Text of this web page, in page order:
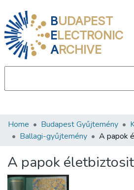
BUDAPEST
ELECTRONIC
ARCHIVE
Communities & Collections
Statistics
About us
Home Budapest Gyűjtemény
Ballagi-gyűjtemény
A papok
A papok